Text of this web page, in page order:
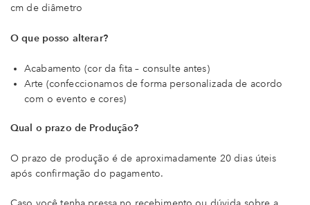
cm de diâmetro
O que posso alterar?
Acabamento (cor da fita – consulte antes)
Arte (confeccionamos de forma personalizada de acordo
com o evento e cores)
Qual o prazo de Produção?
O prazo de produção é de aproximadamente 20 dias úteis
após confirmação do pagamento.